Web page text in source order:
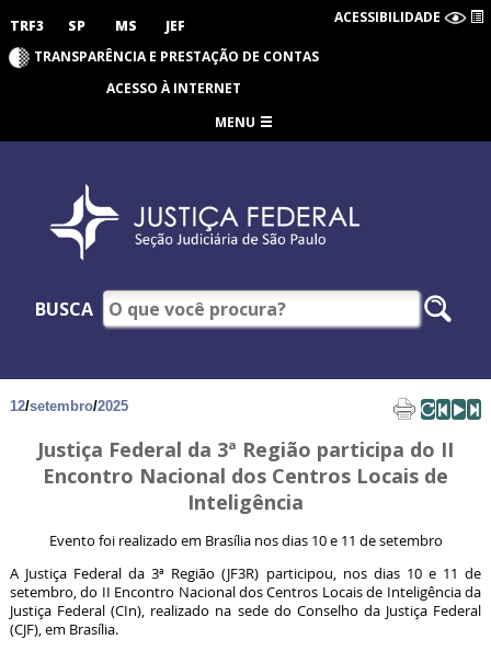
TRF3 SP MS JEF ACESSIBILIDADE
TRANSPARÊNCIA E PRESTAÇÃO DE CONTAS
ACESSO À INTERNET
MENU
BUSCA
12/setembro/2025
Justiça Federal da 3ª Região participa do II
Encontro Nacional dos Centros Locais de
Inteligência
Evento foi realizado em Brasília nos dias 10 e 11 de setembro
A Justiça Federal da 3ª Região (JF3R) participou, nos dias 10 e 11 de
setembro, do II Encontro Nacional dos Centros Locais de Inteligência da
Justiça Federal (CIn), realizado na sede do Conselho da Justiça Federal
(CJF), em Brasília.